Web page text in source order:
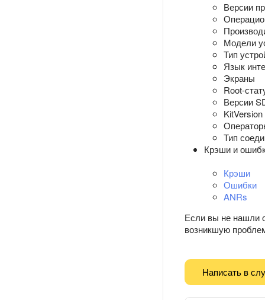
Версии
Модели
Тип
Язык
Экраны
Root-
Версии
KitVersion
Тип
Крэши и
Крэши
Ошибки
ANRs
Если вы не нашли
возникшую
Написать в